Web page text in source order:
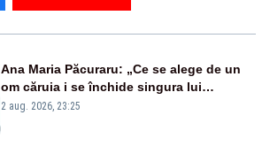
Ana Maria Păcuraru: „Ce se alege de un
om căruia i se închide singura lui
portiță?”
2 aug. 2026, 23:25